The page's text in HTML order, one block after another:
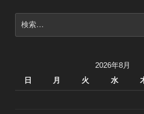
ー
シ
索:
2026年8月
日
月 火 水